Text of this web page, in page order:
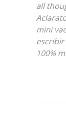
all
mini
escribir
100%